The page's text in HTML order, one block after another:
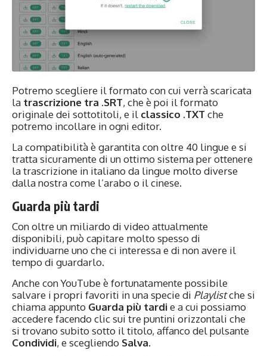
Potremo scegliere il formato con cui verrà scaricata
la trascrizione tra .SRT, che è poi il formato
originale dei sottotitoli, e il classico .TXT che
potremo incollare in ogni editor.
La compatibilità è garantita con oltre 40 lingue e si
tratta sicuramente di un ottimo sistema per ottenere
la trascrizione in italiano da lingue molto diverse
dalla nostra come l’arabo o il cinese.
Guarda più tardi
Con oltre un miliardo di video attualmente
disponibili, può capitare molto spesso di
individuarne uno che ci interessa e di non avere il
tempo di guardarlo.
Anche con YouTube è fortunatamente possibile
salvare i propri favoriti in una specie di Playlistche si
chiama appunto Guarda più tardie a cui possiamo
accedere facendo clic sui tre puntini orizzontali che
si trovano subito sotto il titolo, affanco del pulsante
Condividi, e scegliendo Salva.